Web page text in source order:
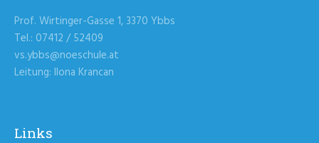
Prof. Wirtinger-Gasse 1, 3370 Ybbs
Tel.: 07412 / 52409
vs.ybbs@noeschule.at
Leitung: Ilona Krancan
Links